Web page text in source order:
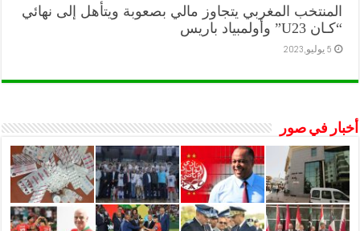
المنتخب المغربي يتجاوز مالي بصعوبة ويتأهل إلى نهائي
“كـان U23” وأولمبياد باريس
5 يوليو,2023
أخبار في صور